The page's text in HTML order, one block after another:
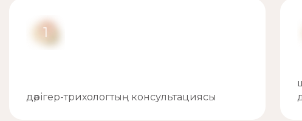
1
дәрігер-трихологтың консультациясы